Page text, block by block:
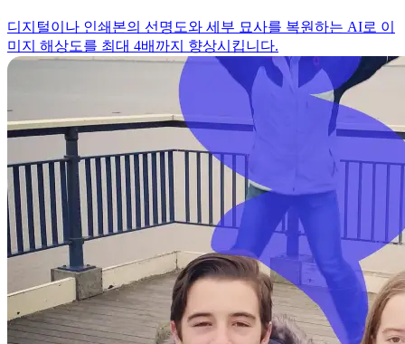
디지털이나 인쇄본의 선명도와 세부 묘사를 복원하는 AI로 이
미지 해상도를 최대 4배까지 향상시킵니다.